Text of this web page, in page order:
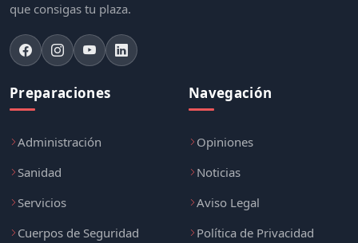
que consigas tu plaza.
Preparaciones
Administración
Sanidad
Servicios
Cuerpos de Seguridad
Navegación
Opiniones
Noticias
Aviso Legal
Política de Privacidad